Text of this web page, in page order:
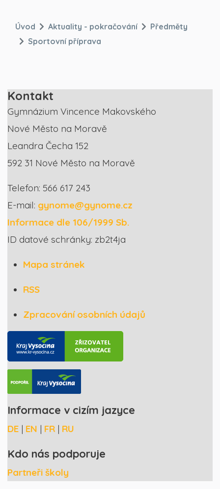
Úvod Aktuality - pokračování
Předměty
Sportovní příprava
Kontakt
Gymnázium Vincence Makovského
Nové Město na Moravě
Leandra Čecha 152
592 31 Nové Město na Moravě
Telefon: 566 617 243
E-mail: gynome@gynome.cz
Informace dle 106/1999 Sb.
ID datové schránky: zb2t4ja
Mapa stránek
RSS
Zpracování osobních údajů
Informace v cizím jazyce
DE | EN | FR | RU
Kdo nás podporuje
Partneři školy